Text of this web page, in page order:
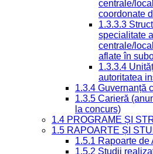
centrale/
coordonate
1.3.3.3
specialitate
centrale/
aflate în
1.3.3.4
autoritatea
1.3.4 Guvernanță
1.3.5 Carieră
la concurs)
1.4 PROGRAME ȘI
1.5 RAPOARTE ȘI
1.5.1 Rapoarte de
1.5.2 Studii